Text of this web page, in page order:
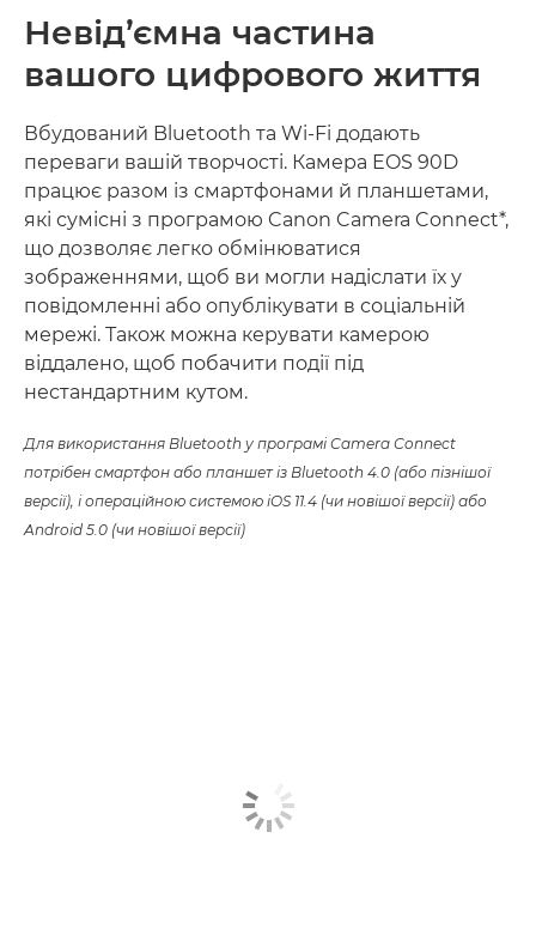
Невід’ємна частина
вашого цифрового життя
Вбудований Bluetooth та Wi-Fi додають
переваги вашій творчості. Камера EOS 90D
працює разом із смартфонами й планшетами,
які сумісні з програмою Canon Camera Connect*,
що дозволяє легко обмінюватися
зображеннями, щоб ви могли надіслати їх у
повідомленні або опублікувати в соціальній
мережі. Також можна керувати камерою
віддалено, щоб побачити події під
нестандартним кутом.
Для використання Bluetooth у програмі Camera Connect
потрібен смартфон або планшет із Bluetooth 4.0 (або пізнішої
версії), і операційною системою iOS 11.4 (чи новішої версії) або
Android 5.0 (чи новішої версії)